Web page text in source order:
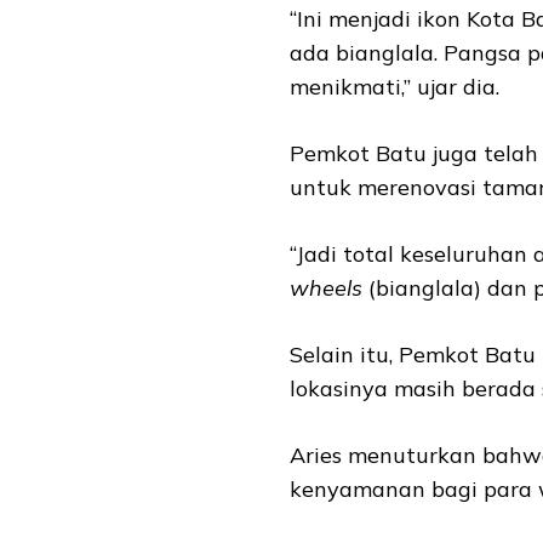
“Ini menjadi ikon Kota
ada bianglala. Pangsa
menikmati,” ujar dia.
Pemkot Batu juga
untuk merenovasi
“Jadi total
wheels (bianglala) dan
Selain itu, Pemkot
lokasinya masih
Aries menuturkan
kenyamanan bagi